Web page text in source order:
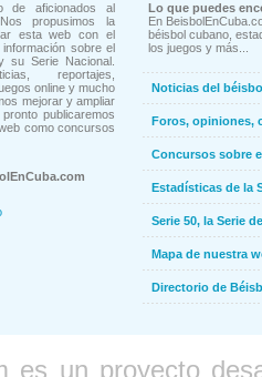
de aficionados al
propusimos la
esta web con el
sobre el
su Serie Nacional.
reportajes,
online y mucho
mejorar y ampliar
publicaremos
como concursos
Lo que puedes
En
béisbol cubano,
los juegos y más...
Noticias del
Foros, opiniones,
Concursos sobre
Estadísticas de la
Serie 50, la Serie
Mapa de nuestra
Directorio de
es un proyecto